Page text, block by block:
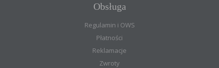
Obsługa
Regulamin i OWS
Płatności
Reklamacje
Zwroty